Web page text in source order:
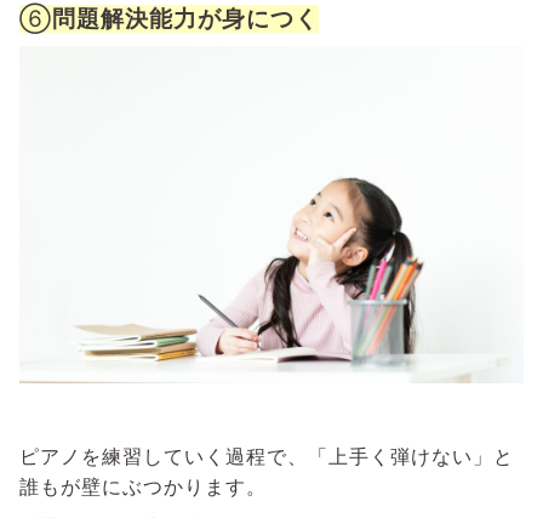
⑥問題解決能力が身につく
ピアノを練習していく過程で、「上手く弾けない」と
誰もが壁にぶつかります。